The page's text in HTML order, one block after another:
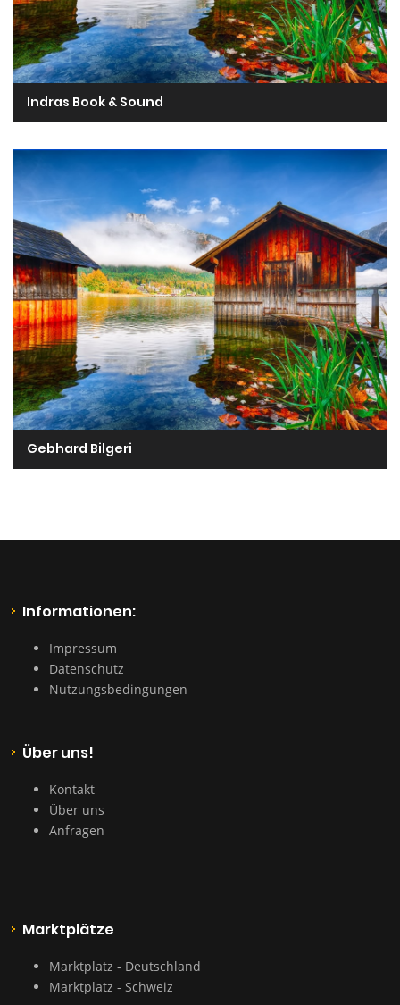
Indras Book & Sound
Gebhard Bilgeri
Informationen:
Impressum
Datenschutz
Nutzungsbedingungen
Über uns!
Kontakt
Über uns
Anfragen
Marktplätze
Marktplatz - Deutschland
Marktplatz - Schweiz